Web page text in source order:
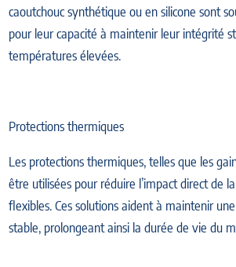
caoutchouc synthétique ou en silicone sont
pour leur capacité à maintenir leur intégrité
températures élevées.
Protections thermiques
Les protections thermiques, telles que les
être utilisées pour réduire l’impact direct de
flexibles. Ces solutions aident à maintenir
stable, prolongeant ainsi la durée de vie du